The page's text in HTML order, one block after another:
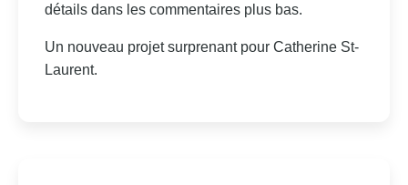
détails dans les commentaires plus bas.
Un nouveau projet surprenant pour Catherine St-
Laurent.